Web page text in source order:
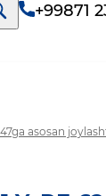
+99871
asosan